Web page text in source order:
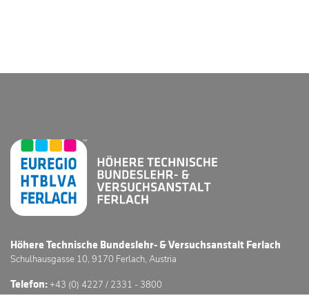
Höhere Technische Bundeslehr- & Versuchsanstalt Ferlach
Schulhausgasse 10, 9170 Ferlach, Austria
Telefon:+43 (0) 4227 / 2331 - 3800